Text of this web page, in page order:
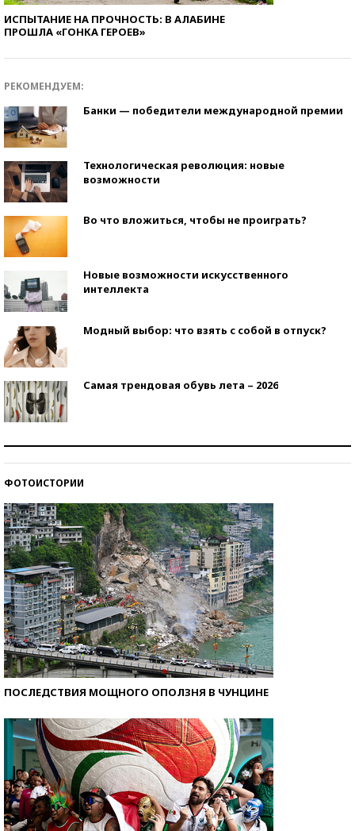
ИСПЫТАНИЕ НА ПРОЧНОСТЬ: В АЛАБИНЕ
ПРОШЛА «ГОНКА ГЕРОЕВ»
РЕКОМЕНДУЕМ:
Банки — победители международной премии
Технологическая революция: новые
возможности
Во что вложиться, чтобы не проиграть?
Новые возможности искусственного
интеллекта
Модный выбор: что взять с собой в отпуск?
Самая трендовая обувь лета – 2026
ФОТОИСТОРИИ
ПОСЛЕДСТВИЯ МОЩНОГО ОПОЛЗНЯ В ЧУНЦИНЕ